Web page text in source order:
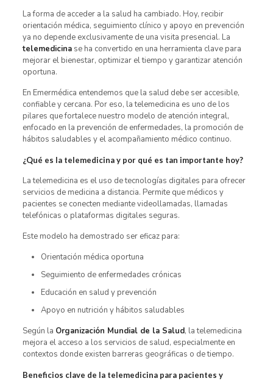
La forma de acceder a la salud ha cambiado. Hoy, recibir
orientación médica, seguimiento clínico y apoyo en prevención
ya no depende exclusivamente de una visita presencial. La
telemedicinase ha convertido en una herramienta clave para
mejorar el bienestar, optimizar el tiempo y garantizar atención
oportuna.
En Emermédica entendemos que la salud debe ser accesible,
confiable y cercana. Por eso, la telemedicina es uno de los
pilares que fortalece nuestro modelo de atención integral,
enfocado en la prevención de enfermedades, la promoción de
hábitos saludables y el acompañamiento médico continuo.
¿Qué es la telemedicina y por qué es tan importante hoy?
La telemedicina es el uso de tecnologías digitales para ofrecer
servicios de medicina a distancia. Permite que médicos y
pacientes se conecten mediante videollamadas, llamadas
telefónicas o plataformas digitales seguras.
Este modelo ha demostrado ser eficaz para:
Orientación médica oportuna
Seguimiento de enfermedades crónicas
Educación en salud y prevención
Apoyo en nutrición y hábitos saludables
Según la Organización Mundial de la Salud, la telemedicina
mejora el acceso a los servicios de salud, especialmente en
contextos donde existen barreras geográficas o de tiempo.
Beneficios clave de la telemedicina para pacientes y